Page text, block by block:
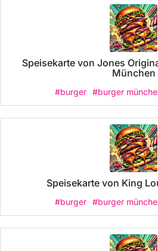
Speisekarte von Jones
München
#burger #burger
Speisekarte von King
#burger #burger